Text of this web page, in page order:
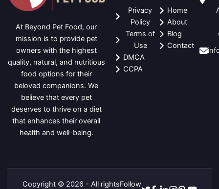
At Beyond Pet Food, our
mission is to provide pet
owners with the highest
quality, natural, and nutritious
food options for their
beloved companions. We
believe that every pet
deserves to thrive on a diet
that enhances their overall
health and well-being.
Privacy
Policy
Terms of
Use
DMCA
CCPA
Home
About
Blog
Contact
Copyright © 2026 - All rightsFollow